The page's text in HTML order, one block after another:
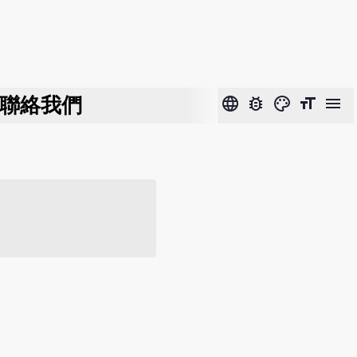
絡我們 language bug_report color_lens format_size menu